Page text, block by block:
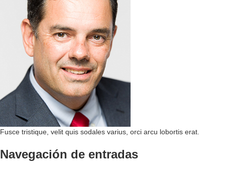
Fusce tristique, velit quis sodales varius, orci arcu lobortis erat.
Navegación de entradas